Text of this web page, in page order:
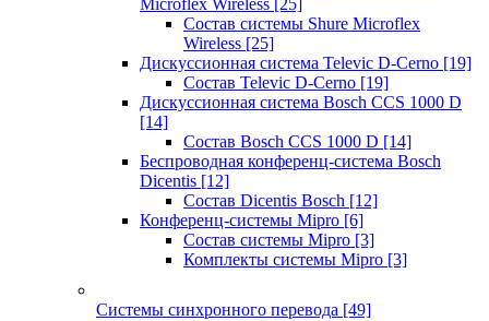
Microflex Wireless [25]
Состав системы Shure Microflex
Wireless [25]
Дискуссионная система Televic D-Cerno [19]
Состав Televic D-Cerno [19]
Дискуссионная система Bosch CCS 1000 D
[14]
Состав Bosch CCS 1000 D [14]
Беспроводная конференц-система Bosch
Dicentis [12]
Состав Dicentis Bosch [12]
Конференц-системы Mipro [6]
Состав системы Mipro [3]
Комплекты системы Mipro [3]
Системы синхронного перевода [49]